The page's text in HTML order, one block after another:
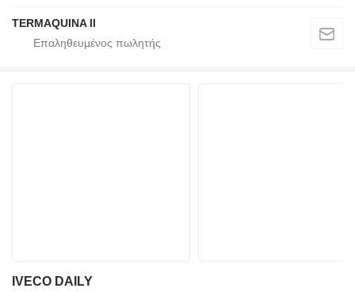
TERMAQUINA ll
IVECO DAILY